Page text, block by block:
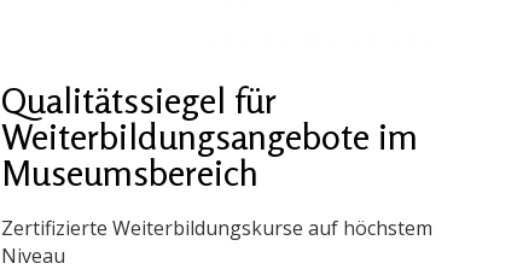
Qualitätssiegel für
Weiterbildungsangebote im
Museumsbereich
Zertifizierte Weiterbildungskurse auf höchstem
Niveau